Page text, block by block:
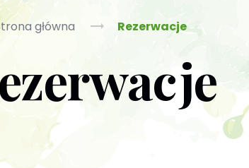
i TUSy dla osób dorosłych
seksuologiczne
par i małżeństwa
(PL / EN)
główna Rezerwacje